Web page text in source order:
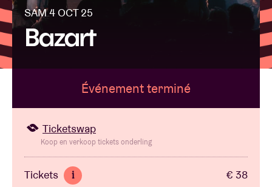
AB ❤ you
Location de salles
BRDCST
SAM 4 OCT 25
Bazart
Événement terminé
Ticketswap
Koop en verkoop tickets onderling
Tickets i € 38